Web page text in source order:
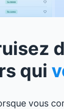
qui
vous